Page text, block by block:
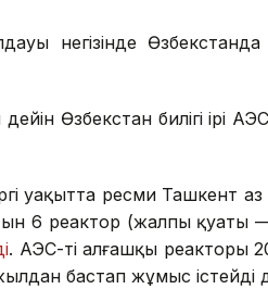
негізінде
Өзбекстан билігі ірі
уақытта ресми Ташкент аз
6 реактор (жалпы қуаты
. АЭС-тің алғашқы реакторы
бастап жұмыс істейді